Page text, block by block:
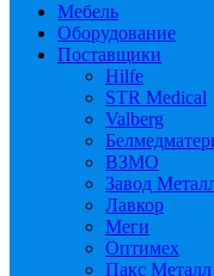
Мебель
Оборудование
Поставщики
Hilfe
STR Medical
Valberg
ВЗМО
Завод
Лавкор
Меги
Оптимех
Пакс Металл